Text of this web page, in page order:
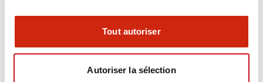
Tout autoriser
Autoriser la sélection
EU2B Datasheet